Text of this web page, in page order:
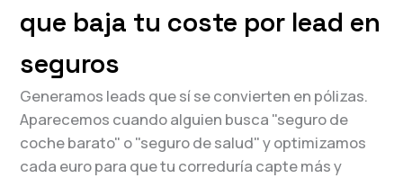
que baja tu coste por lead en
seguros
Generamos leads que sí se convierten en pólizas.
Aparecemos cuando alguien busca "seguro de
coche barato" o "seguro de salud" y optimizamos
cada euro para que tu correduría capte más y